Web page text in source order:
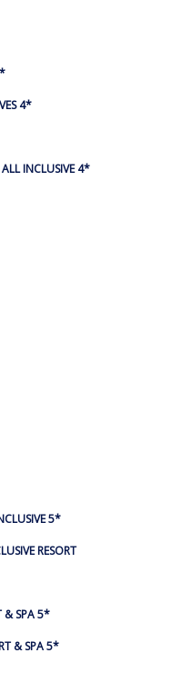
4*
INCLUSIVE 4*
5*
RESORT
& SPA 5*
& SPA 5*